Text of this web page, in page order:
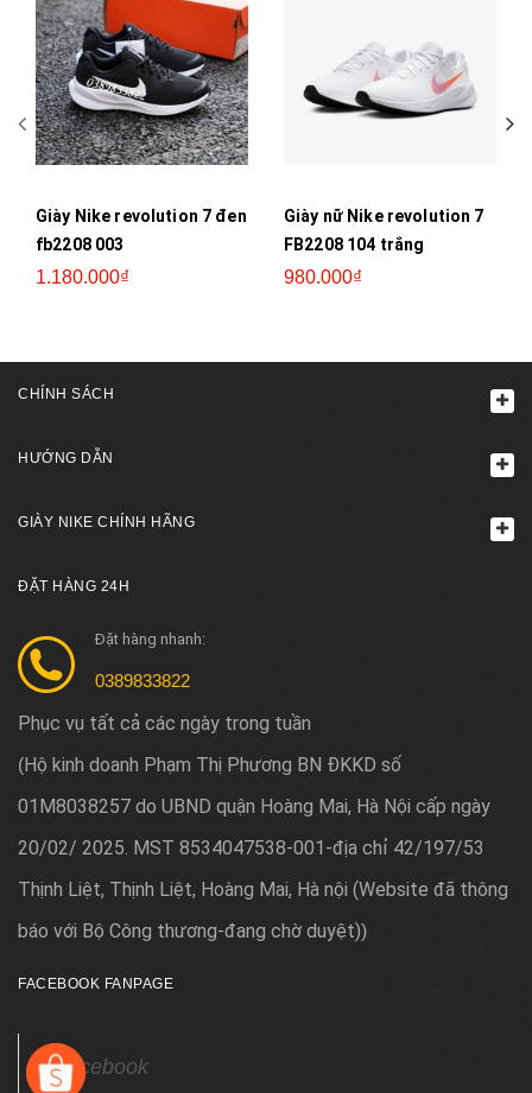
Giày Nike revolution 7 đen
fb2208 003
1.180.000₫
Giày nữ Nike revolution 7
FB2208 104 trắng
980.000₫
CHÍNH SÁCH
HƯỚNG DẪN
GIÀY NIKE CHÍNH HÃNG
ĐẶT HÀNG 24H
Đặt hàng nhanh:
0389833822
Phục vụ tất cả các ngày trong tuần
(Hộ kinh doanh Phạm Thị Phương BN ĐKKD số
01M8038257 do UBND quận Hoàng Mai, Hà Nội cấp ngày
20/02/ 2025. MST 8534047538-001-địa chỉ 42/197/53
Thịnh Liệt, Thịnh Liệt, Hoàng Mai, Hà nội (Website đã thông
báo với Bộ Công thương-đang chờ duyệt))
FACEBOOK FANPAGE
Facebook